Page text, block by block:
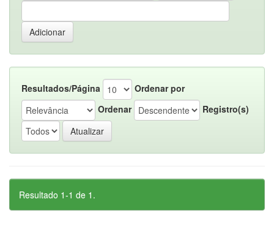
Resultados/Página
Ordenar por
Ordenar
Registro(s)
Resultado 1-1 de 1.